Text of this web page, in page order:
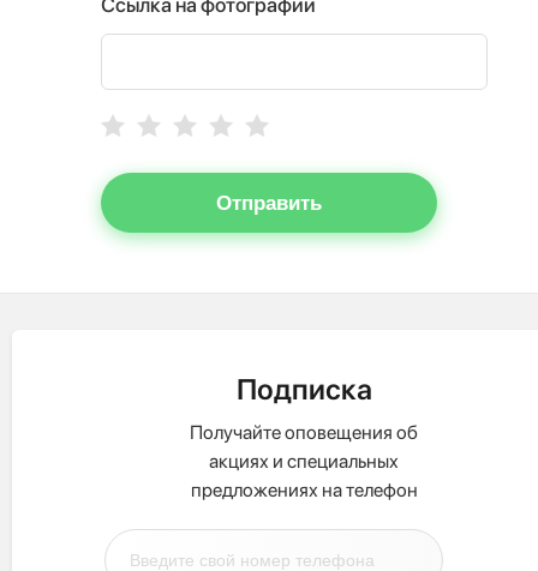
Отправить
Подписка
Получайте оповещения об
акциях и специальных
предложениях на телефон